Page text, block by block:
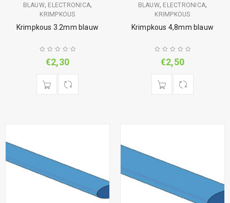
BLAUW, ELECTRONICA,
KRIMPKOUS
Krimpkous 3.2mm blauw
€2,30
BLAUW, ELECTRONICA,
KRIMPKOUS
Krimpkous 4,8mm blauw
€2,50